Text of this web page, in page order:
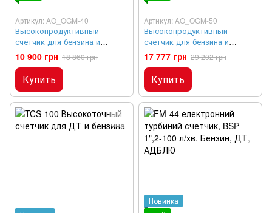
Артикул: AO_OGM-40
Высокопродуктивный
счетчик для бензина и
дизельного топлива OGM-40
10 900 грн 18 860 грн
Купить
Артикул: AO_OGM-50
Высокопродуктивный
счетчик для бензина и
дизельного топлива OGM-50
17 777 грн 29 202 грн
Купить
Новинка